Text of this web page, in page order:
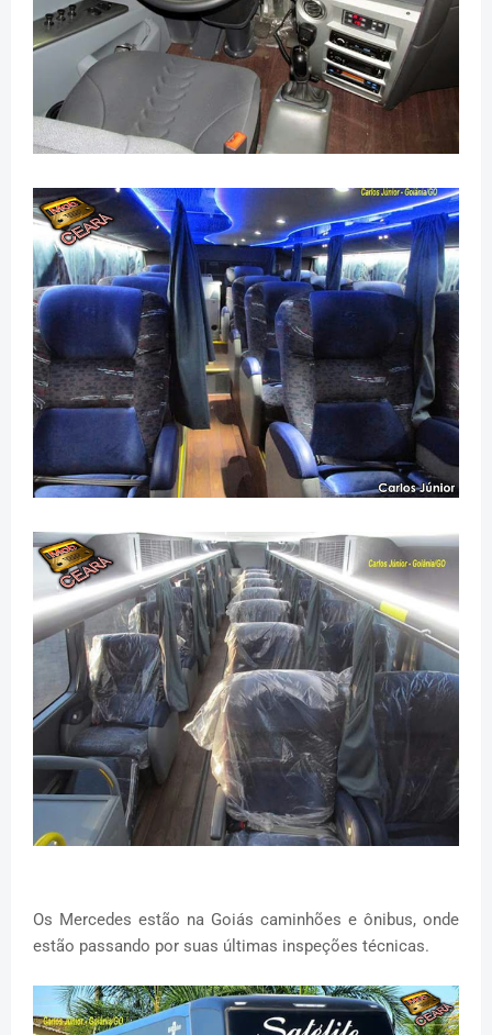
Os Mercedes estão na Goiás caminhões e ônibus, onde
estão passando por suas últimas inspeções técnicas.